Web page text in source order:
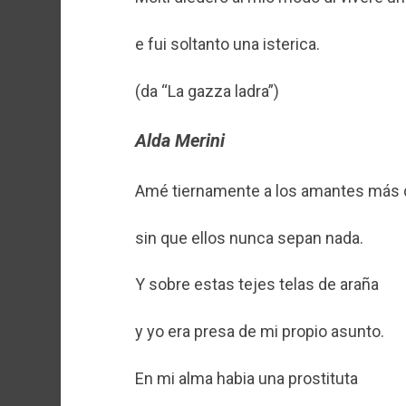
e fui soltanto una isterica.
(da “La gazza ladra”)
Alda Merini
Amé tiernamente a los amantes más
sin que ellos nunca sepan nada.
Y sobre estas tejes telas de araña
y yo era presa de mi propio asunto.
En mi alma habia una prostituta